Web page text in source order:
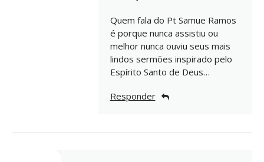
Quem fala do Pt Samue Ramos
é porque nunca assistiu ou
melhor nunca ouviu seus mais
lindos sermões inspirado pelo
Espírito Santo de Deus…
Responder